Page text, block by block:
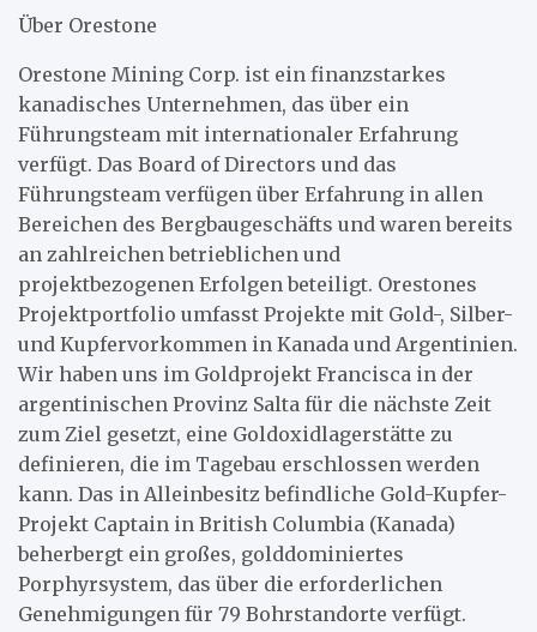
Über Orestone
Orestone Mining Corp. ist ein finanzstarkes
kanadisches Unternehmen, das über ein
Führungsteam mit internationaler Erfahrung
verfügt. Das Board of Directors und das
Führungsteam verfügen über Erfahrung in allen
Bereichen des Bergbaugeschäfts und waren bereits
an zahlreichen betrieblichen und
projektbezogenen Erfolgen beteiligt. Orestones
Projektportfolio umfasst Projekte mit Gold-, Silber-
und Kupfervorkommen in Kanada und Argentinien.
Wir haben uns im Goldprojekt Francisca in der
argentinischen Provinz Salta für die nächste Zeit
zum Ziel gesetzt, eine Goldoxidlagerstätte zu
definieren, die im Tagebau erschlossen werden
kann. Das in Alleinbesitz befindliche Gold-Kupfer-
Projekt Captain in British Columbia (Kanada)
beherbergt ein großes, golddominiertes
Porphyrsystem, das über die erforderlichen
Genehmigungen für 79 Bohrstandorte verfügt.